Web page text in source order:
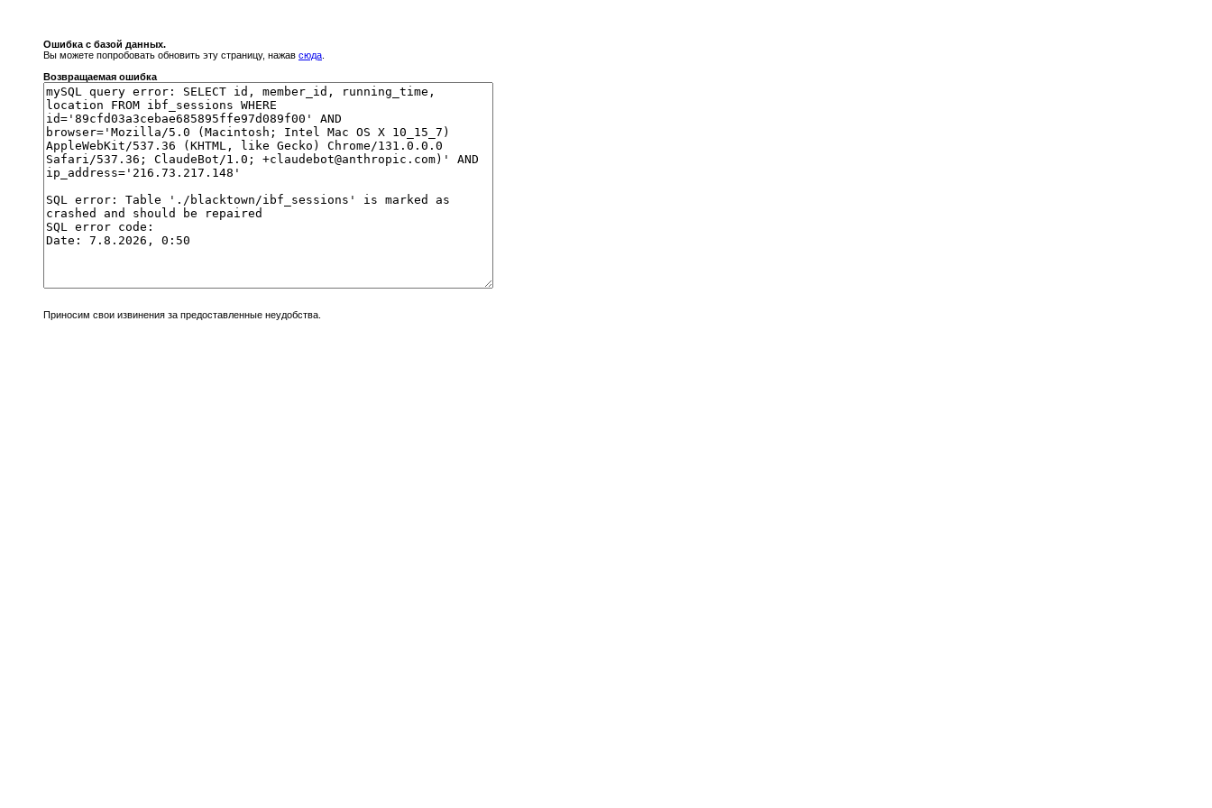
Ошибка с базой данных.
Вы можете попробовать обновить эту страницу, нажав сюда
Возвращаемая ошибка
Приносим свои извинения за предоставленные неудобства.